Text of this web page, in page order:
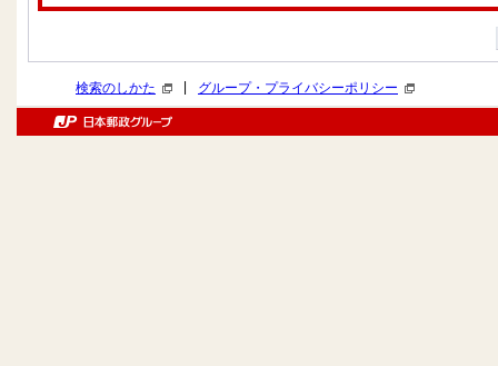
検索のしかた グループ・プライバシーポリシー